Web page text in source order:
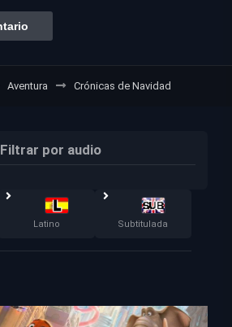
Aventura Crónicas de Navidad
Filtrar por audio
Latino Subtitulada